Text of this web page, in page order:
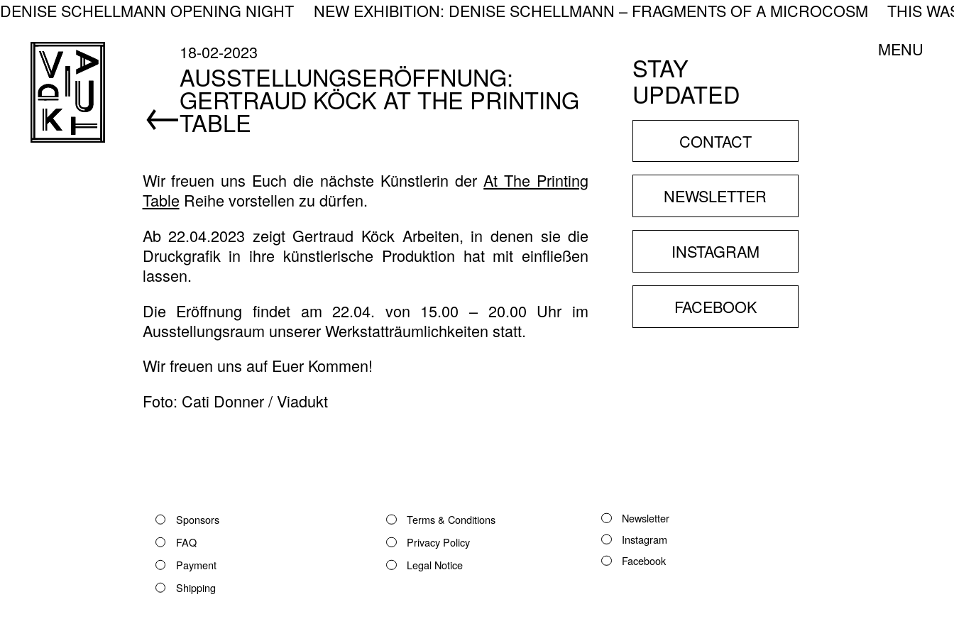
Skip
contentVIADUKT
ABOUT US
STUDIO RENTAL
PRINTING SERVICE
CLASSES
RESIDENCY & TRAINEESHIP
MENU
DENISE SCHELLMANN OPENING NIGHT NEW EXHIBITION: DENISE SCHELLMANN – FRAGMENTS OF A MICROCOSM THIS
←
18-02-2023
AUSSTELLUNGSERÖFFNUNG:
GERTRAUD KÖCK AT THE PRINTING
TABLE
Wir freuen uns Euch die nächste Künstlerin derAt The Printing
Table Reihe vorstellen zu dürfen.
Ab 22.04.2023 zeigt Gertraud Köck Arbeiten, in denen sie die
Druckgrafik in ihre künstlerische Produktion hat mit einfließen
lassen.
Die Eröffnung findet am 22.04. von 15.00 – 20.00 Uhr im
Ausstellungsraum unserer Werkstatträumlichkeiten statt.
Wir freuen uns auf Euer Kommen!
Foto: Cati Donner / Viadukt
STAY
UPDATED
CONTACT
NEWSLETTER
INSTAGRAM
FACEBOOK
Sponsors
FAQ
Payment
Shipping
Terms & Conditions
Privacy Policy
Legal Notice
Newsletter
Instagram
Facebook